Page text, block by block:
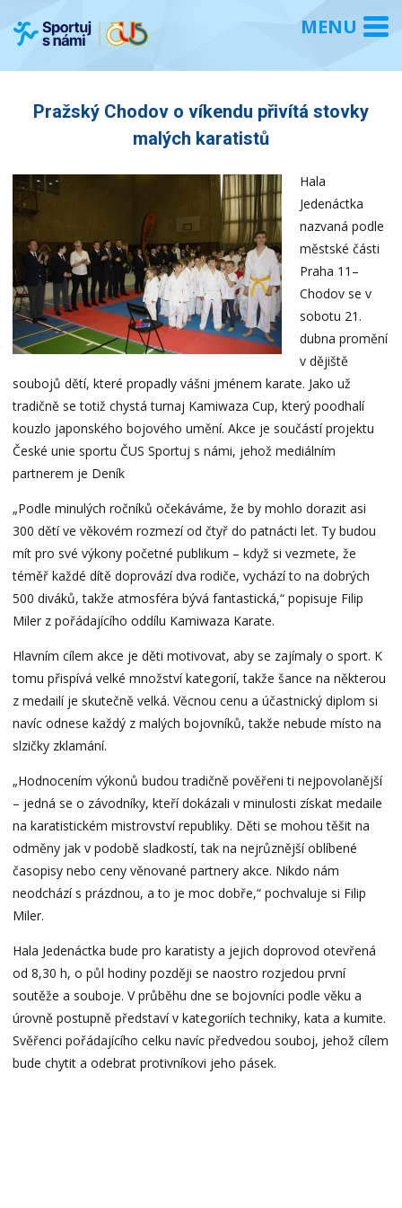
Pražský Chodov o víkendu přivítá stovky
malých karatistů
Hala
Jedenáctka
nazvaná podle
městské části
Praha 11–
Chodov se v
sobotu 21.
dubna promění
v dějiště
soubojů dětí, které propadly vášni jménem karate. Jako už
tradičně se totiž chystá turnaj Kamiwaza Cup, který poodhalí
kouzlo japonského bojového umění. Akce je součástí projektu
České unie sportu ČUS Sportuj s námi, jehož mediálním
partnerem je Deník
„Podle minulých ročníků očekáváme, že by mohlo dorazit asi
300 dětí ve věkovém rozmezí od čtyř do patnácti let. Ty budou
mít pro své výkony početné publikum – když si vezmete, že
téměř každé dítě doprovází dva rodiče, vychází to na dobrých
500 diváků, takže atmosféra bývá fantastická,“ popisuje Filip
Miler z pořádajícího oddílu Kamiwaza Karate.
Hlavním cílem akce je děti motivovat, aby se zajímaly o sport. K
tomu přispívá velké množství kategorií, takže šance na některou
z medailí je skutečně velká. Věcnou cenu a účastnický diplom si
navíc odnese každý z malých bojovníků, takže nebude místo na
slzičky zklamání.
„Hodnocením výkonů budou tradičně pověřeni ti nejpovolanější
– jedná se o závodníky, kteří dokázali v minulosti získat medaile
na karatistickém mistrovství republiky. Děti se mohou těšit na
odměny jak v podobě sladkostí, tak na nejrůznější oblíbené
časopisy nebo ceny věnované partnery akce. Nikdo nám
neodchází s prázdnou, a to je moc dobře,“ pochvaluje si Filip
Miler.
Hala Jedenáctka bude pro karatisty a jejich doprovod otevřená
od 8,30 h, o půl hodiny později se naostro rozjedou první
soutěže a souboje. V průběhu dne se bojovníci podle věku a
úrovně postupně představí v kategoriích techniky, kata a kumite.
Svěřenci pořádajícího celku navíc předvedou souboj, jehož cílem
bude chytit a odebrat protivníkovi jeho pásek.